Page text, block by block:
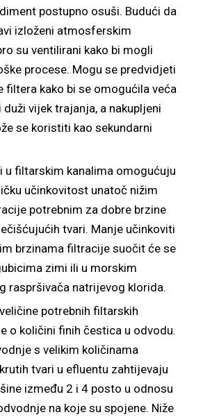
postupno osuši. Budući da
izloženi atmosferskim
su ventilirani kako bi mogli
procese. Mogu se predvidjeti
filtera kako bi se omogućila veća
vijek trajanja, a nakupljeni
se koristiti kao sekundarni
u filtarskim kanalima omogućuju
učinkovitost unatoč nižim
potrebnim za dobre brzine
tvari. Manje učinkoviti
brzinama filtracije suočit će se
zimi ili u morskim
raspršivača natrijevog klorida.
potrebnih filtarskih
o količini finih čestica u odvodu.
s velikim količinama
tvari u efluentu zahtijevaju
između 2 i 4 posto u odnosu
na koje su spojene. Niže